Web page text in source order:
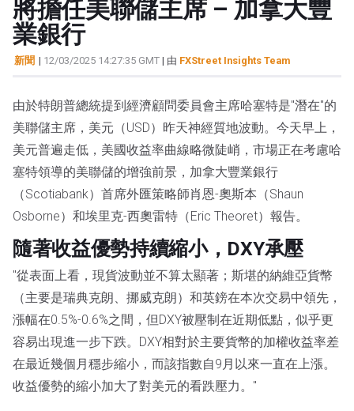
將擔任美聯儲主席 – 加拿大豐
業銀行
新聞 | 12/03/2025 14:27:35 GMT | 由 FXStreet Insights Team
由於特朗普總統提到經濟顧問委員會主席哈塞特是"潛在"的
美聯儲主席，美元（USD）昨天神經質地波動。今天早上，
美元普遍走低，美國收益率曲線略微陡峭，市場正在考慮哈
塞特領導的美聯儲的增強前景，加拿大豐業銀行
（Scotiabank）首席外匯策略師肖恩-奧斯本（Shaun
Osborne）和埃里克-西奧雷特（Eric Theoret）報告。
隨著收益優勢持續縮小，DXY承壓
"從表面上看，現貨波動並不算太顯著；斯堪的納維亞貨幣
（主要是瑞典克朗、挪威克朗）和英鎊在本次交易中領先，
漲幅在0.5%-0.6%之間，但DXY被壓制在近期低點，似乎更
容易出現進一步下跌。DXY相對於主要貨幣的加權收益率差
在最近幾個月穩步縮小，而該指數自9月以來一直在上漲。
收益優勢的縮小加大了對美元的看跌壓力。"